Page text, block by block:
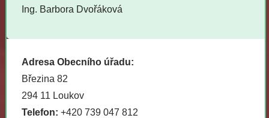
Ing. Barbora Dvořáková
Adresa Obecního úřadu:
Březina 82
294 11 Loukov
Telefon: +420 739 047 812